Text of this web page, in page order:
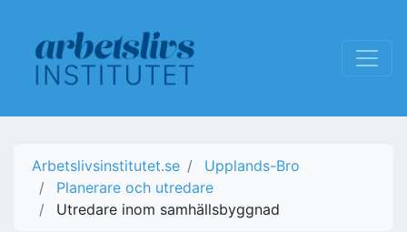
Arbetslivsinstitutet.se
Upplands-Bro
Planerare och utredare
Utredare inom samhällsbyggnad